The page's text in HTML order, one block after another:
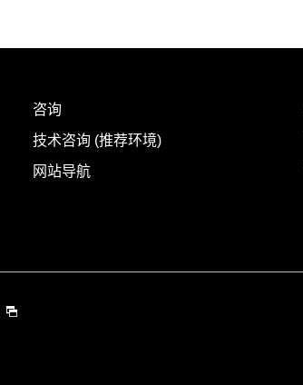
咨询
技术咨询 (推荐环境)
网站导航